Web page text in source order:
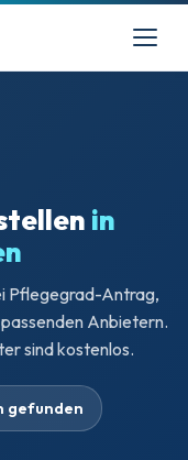
in
Pflegegrad-Antrag,
Anbietern.
sind kostenlos.
gefunden